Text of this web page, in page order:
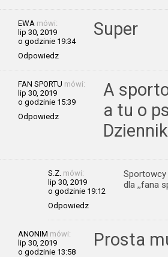
EWA mówi:
lip 30, 2019
o godzinie 19:34
Odpowiedz
Super
FAN SPORTU mówi:
lip 30, 2019
o godzinie 15:39
Odpowiedz
A
a tu o
S.Z. mówi:
lip 30, 2019
o godzinie 19:12
Odpowiedz
Sportowcy
dla ,,fana
ANONIM mówi:
lip 30, 2019
o godzinie 13:58
Prosta